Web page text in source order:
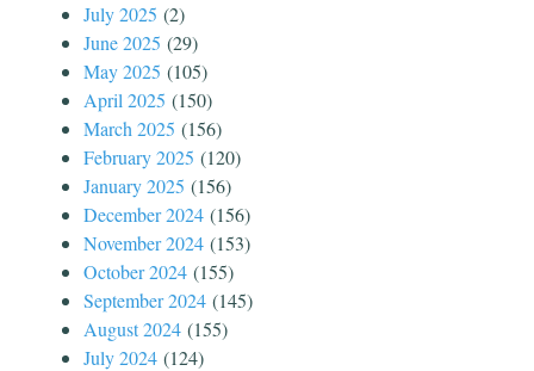
July 2025 (2)
June 2025 (29)
May 2025 (105)
April 2025 (150)
March 2025 (156)
February 2025 (120)
January 2025 (156)
December 2024 (156)
November 2024 (153)
October 2024 (155)
September 2024 (145)
August 2024 (155)
July 2024 (124)